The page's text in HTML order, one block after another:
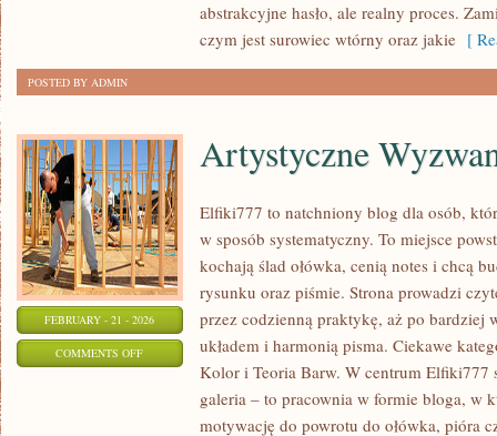
abstrakcyjne hasło, ale realny proces.
czym jest surowiec wtórny oraz jakie [
POSTED BY ADMIN
FEBRUARY - 21 - 2026
COMMENTS OFFON
ARTYSTYCZNE
WYZWANIA
Artystyczne
Elfiki777 to natchniony blog dla osób,
w sposób systematyczny. To miejsce
kochają ślad ołówka, cenią notes i chcą
rysunku oraz piśmie. Strona prowadzi
przez codzienną praktykę, aż po bardziej
układem i harmonią pisma. Ciekawe
Kolor i Teoria Barw. W centrum Elfiki777
galeria – to pracownia w formie bloga, w
motywację do powrotu do ołówka, pióra